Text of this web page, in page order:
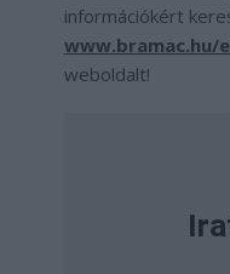
információkért
weboldalt!